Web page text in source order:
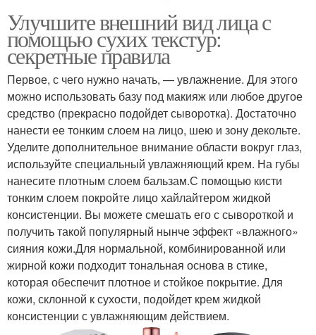
Улучшите внешний вид лица с
помощью сухих текстур:
секретные правила
Первое, с чего нужно начать, — увлажнение. Для этого
можно использовать базу под макияж или любое другое
средство (прекрасно подойдет сыворотка). Достаточно
нанести ее тонким слоем на лицо, шею и зону декольте.
Уделите дополнительное внимание области вокруг глаз,
используйте специальный увлажняющий крем. На губы
нанесите плотным слоем бальзам.С помощью кисти
тонким слоем покройте лицо хайлайтером жидкой
консистенции. Вы можете смешать его с сывороткой и
получить такой популярный нынче эффект «влажного»
сияния кожи.Для нормальной, комбинированной или
жирной кожи подходит тональная основа в стике,
которая обеспечит плотное и стойкое покрытие. Для
кожи, склонной к сухости, подойдет крем жидкой
консистенции с увлажняющим действием.